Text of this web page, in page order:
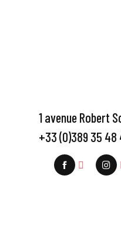
1 avenue Robert
+33 (0)389 35 48